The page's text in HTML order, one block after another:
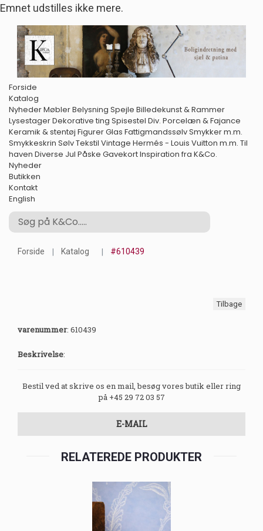
Emnet udstilles ikke mere.
Forside
Katalog
NyhederMøblerBelysning Spejle Billedekunst & Rammer
LysestagerDekorative ting Spisestel Div. Porcelæn & Fajance
Keramik & stentøj FigurerGlas FattigmandssølvSmykker m.m.
Smykkeskrin SølvTekstil Vintage Hermés - Louis Vuitton m.m. Til
haven Diverse Jul Påske GavekortInspiration fra K&Co.
Nyheder
Butikken
Kontakt
English
Forside Katalog #610439
Tilbage
varenummer: 610439
Beskrivelse:
Bestil ved at skrive os en mail, besøg vores butik eller ring
på +45 29 72 03 57
E-MAIL
RELATEREDE PRODUKTER